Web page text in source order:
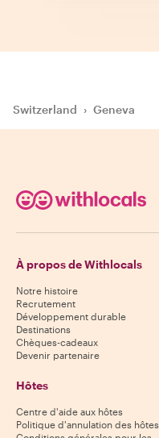
Switzerland › Geneva
À propos de Withlocals
Notre histoire
Recrutement
Développement durable
Destinations
Chèques-cadeaux
Devenir partenaire
Hôtes
Centre d'aide aux hôtes
Politique d'annulation des hôtes